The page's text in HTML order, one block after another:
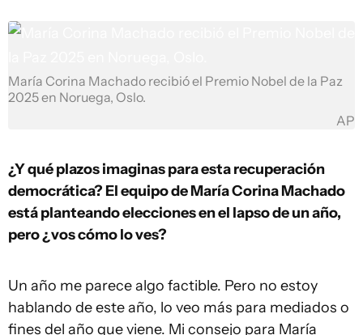
María Corina Machado recibió el Premio Nobel de la Paz
2025 en Noruega, Oslo.
AP
¿Y qué plazos imaginas para esta recuperación
democrática? El equipo de María Corina Machado
está planteando elecciones en el lapso de un año,
pero ¿vos cómo lo ves?
Un año me parece algo factible. Pero no estoy
hablando de este año, lo veo más para mediados o
fines del año que viene. Mi consejo para María